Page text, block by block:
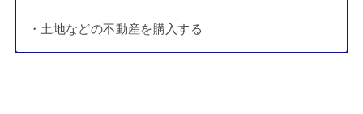
・土地などの不動産を購入する